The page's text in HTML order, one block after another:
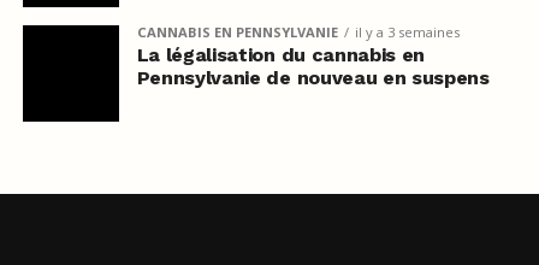
CANNABIS EN PENNSYLVANIE il y a 3 semaines
La légalisation du cannabis en
Pennsylvanie de nouveau en suspens